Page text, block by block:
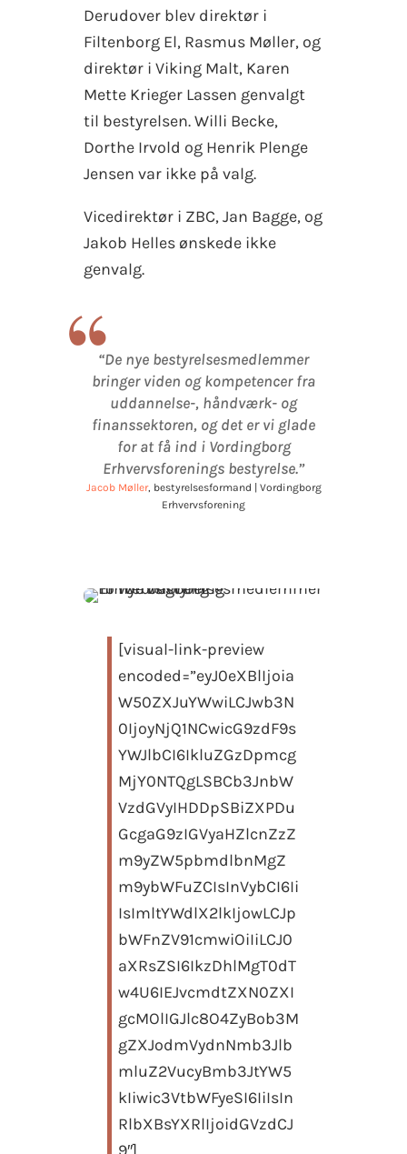
Derudover blev direktør i
Filtenborg El, Rasmus Møller, og
direktør i Viking Malt, Karen
Mette Krieger Lassen genvalgt
til bestyrelsen. Willi Becke,
Dorthe Irvold og Henrik Plenge
Jensen var ikke på valg.
Vicedirektør i ZBC, Jan Bagge, og
Jakob Helles ønskede ikke
genvalg.
““De nye bestyrelsesmedlemmer
bringer viden og kompetencer fra
uddannelse-, håndværk- og
finanssektoren, og det er vi glade
for at få ind i Vordingborg
Erhvervsforenings bestyrelse.”
Jacob Møller, bestyrelsesformand | Vordingborg
Erhvervsforening
[visual-link-preview
encoded=”eyJ0eXBlIjoia
W50ZXJuYWwiLCJwb3N
0IjoyNjQ1NCwicG9zdF9s
YWJlbCI6IkluZGzDpmcg
MjY0NTQgLSBCb3JnbW
VzdGVyIHDDpSBiZXPDu
GcgaG9zIGVyaHZlcnZzZ
m9yZW5pbmdlbnMgZ
m9ybWFuZCIsInVybCI6Ii
IsImltYWdlX2lkIjowLCJp
bWFnZV91cmwiOiIiLCJ0
aXRsZSI6IkzDhlMgT0dT
w4U6IEJvcmdtZXN0ZXI
gcMOlIGJlc8O4ZyBob3M
gZXJodmVydnNmb3Jlb
mluZ2VucyBmb3JtYW5
kIiwic3VtbWFyeSI6IiIsIn
RlbXBsYXRlIjoidGVzdCJ